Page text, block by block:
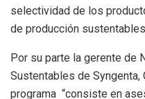
selectividad de los
de producción
Por su parte la gerente de
Sustentables de
programa “consiste en